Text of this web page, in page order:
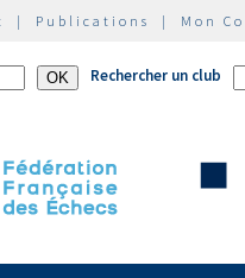
| Publications | Mon
Rechercher un club